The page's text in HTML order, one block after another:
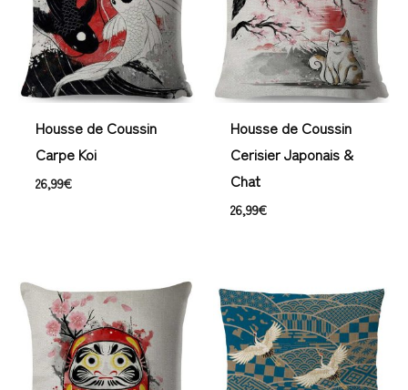
Housse de Coussin
Carpe Koi
26,99€
Housse de Coussin
Cerisier Japonais &
Chat
26,99€
de
prix :
23,99€
à
28,99€